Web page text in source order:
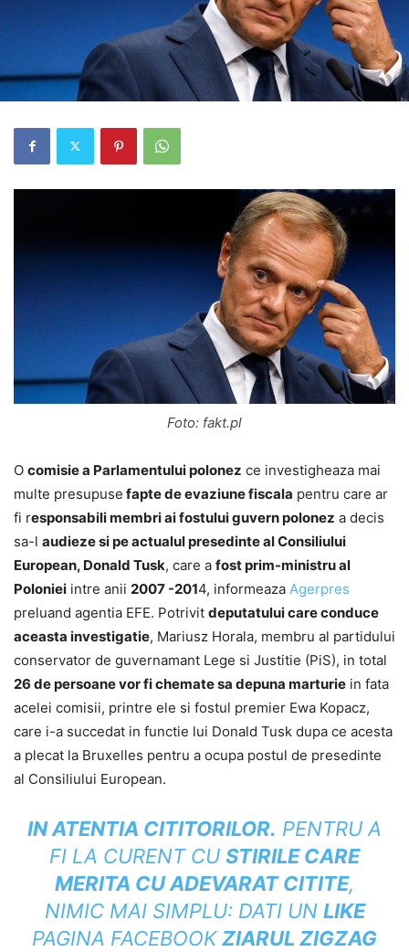
Foto: fakt.pl
O comisie a Parlamentului polonez ce investigheaza mai
multe presupuse fapte de evaziune fiscala pentru care ar
fi responsabili membri ai fostului guvern polonez a decis
sa-l audieze si pe actualul presedinte al Consiliului
European, Donald Tusk, care a fost prim-ministru al
Poloniei intre anii 2007 -2014, informeaza Agerpres
preluand agentia EFE. Potrivit deputatului care conduce
aceasta investigatie, Mariusz Horala, membru al partidului
conservator de guvernamant Lege si Justitie (PiS), in total
26 de persoane vor fi chemate sa depuna marturie in fata
acelei comisii, printre ele si fostul premier Ewa Kopacz,
care i-a succedat in functie lui Donald Tusk dupa ce acesta
a plecat la Bruxelles pentru a ocupa postul de presedinte
al Consiliului European.
IN ATENTIA CITITORILOR. PENTRU A
FI LA CURENT CU STIRILE CARE
MERITA CU ADEVARAT CITITE,
NIMIC MAI SIMPLU: DATI UN LIKE
PAGINA FACEBOOKZIARUL ZIGZAG